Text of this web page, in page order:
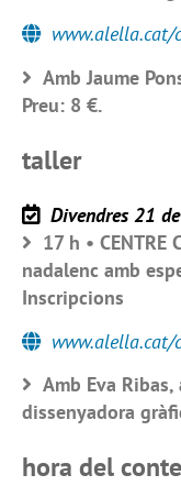
www.alella.cat/
Amb Jaume
Preu: 8 €.
taller
Divendres 21
17 h • CENTRE
nadalenc amb
Inscripcions
www.alella.cat/
Amb Eva
dissenyadora
hora del conte